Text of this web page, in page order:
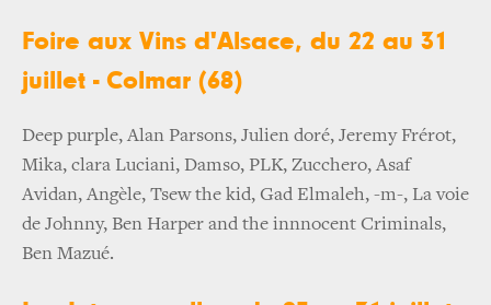
Foire aux Vins d'Alsace, du 22 au 31
juillet - Colmar (68)
Deep purple, Alan Parsons, Julien doré, Jeremy Frérot,
Mika, clara Luciani, Damso, PLK, Zucchero, Asaf
Avidan, Angèle, Tsew the kid, Gad Elmaleh, -m-, La voie
de Johnny, Ben Harper and the innnocent Criminals,
Ben Mazué.